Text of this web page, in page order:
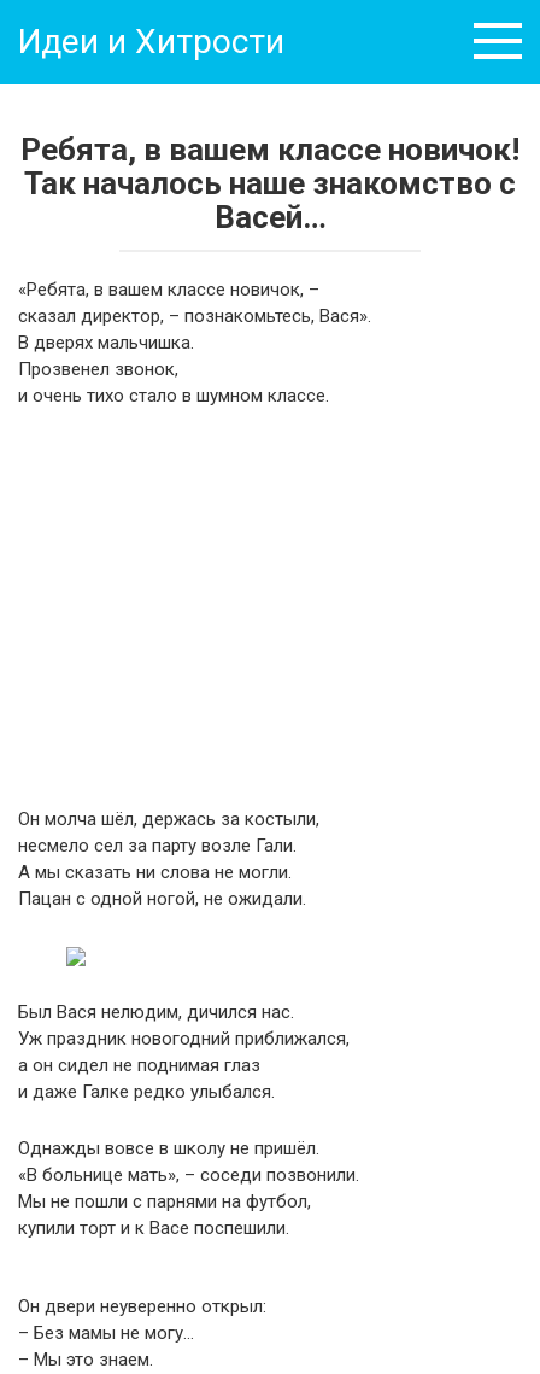
контенту
Идеи и Хитрости
Ребята, в вашем классе новичок!
Так началось наше знакомство с
Васей…
«Ребята, в вашем классе новичок, –
cказал директор, – познакомьтесь, Вася».
В дверях мальчишка.
Прозвенел звонок,
и очень тихо стало в шумном классе.
Он молча шёл, держась за костыли,
несмело сел за парту возле Гали.
А мы сказать ни слова не могли.
Пацан с одной ногой, не ожидали.
Был Вася нелюдим, дичился нас.
Уж праздник новогодний приближался,
а он сидел не поднимая глаз
и даже Галке редко улыбался.
Однажды вовсе в школу не пришёл.
«В больнице мать», – соседи позвонили.
Мы не пошли с парнями на футбол,
купили торт и к Васе поспешили.
Он двери неуверенно открыл:
– Без мамы не могу…
– Мы это знаем.